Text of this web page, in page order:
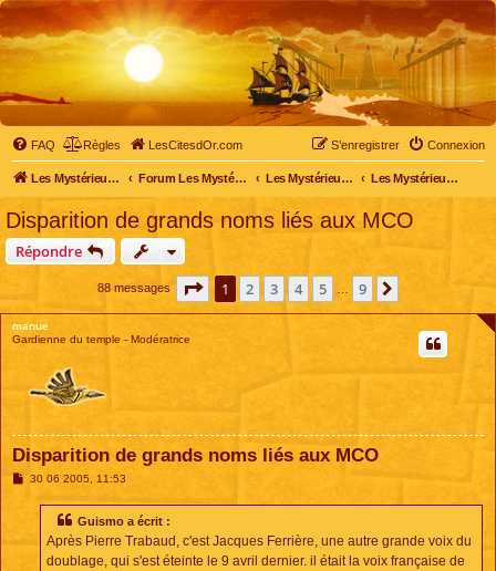
FAQ Règles LesCitesdOr.com Connexion
S’enregistrer
Les Mystérieuses Cités d'Or - LesCitesdOr.com Forum Les Mystérieuses Cités d'Or Les Mystérieuses Cités d'Or Les Mystérieuses Cités d'Or : saison 1 (1983)
Disparition de grands noms liés aux MCO
Répondre
88 messages Page 1sur9
1 2 3 4 5 9
manue
Gardienne du temple - Modératrice
Disparition de grands noms liés aux MCO
M30 06 2005, 11:53
Guismo a écrit :
Après Pierre Trabaud, c'est Jacques Ferrière, une autre grande voix du
doublage, qui s'est éteinte le 9 avril dernier. il était la voix française de